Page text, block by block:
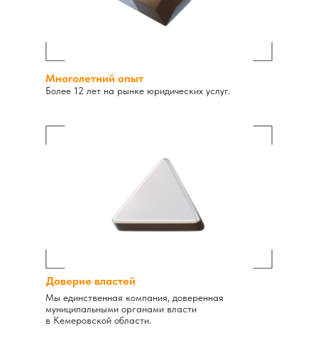
Многолетний опыт
Более 12 лет на рынке юридических услуг.
Доверие властей
Мы единственная компания, доверенная
муниципальными органами власти
в Кемеровской области.